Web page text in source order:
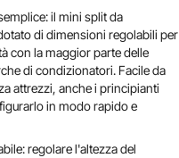
il mini split da
di dimensioni regolabili per
con la maggior parte delle
di condizionatori. Facile da
attrezzi, anche i principianti
in modo rapido e
regolare l'altezza del